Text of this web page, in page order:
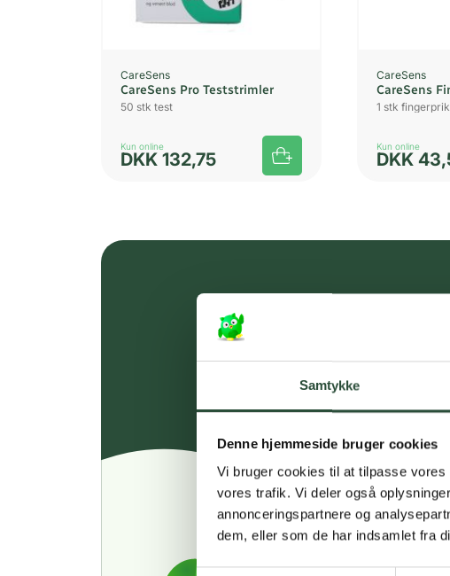
Samtykke
Denne hjemmeside bruger cookies
Vi bruger cookies til at tilpasse
vores trafik. Vi deler også
annonceringspartnere og
dem, eller som de har indsamlet fra
CareSens
CareSens Pro Teststrimler
50 stk test
Kun online
DKK 132,75
CareSens
CareSens
1 stk
Kun online
DKK